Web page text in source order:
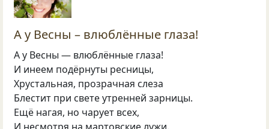
А у Весны – влюблённые глаза!
А у Весны — влюблённые глаза!
И инеем подёрнуты ресницы,
Хрустальная, прозрачная слеза
Блестит при свете утренней зарницы.
Ещё нагая, но чарует всех,